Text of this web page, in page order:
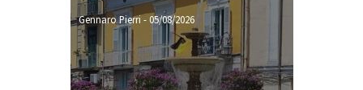
Gennaro Pierri -05/08/2026